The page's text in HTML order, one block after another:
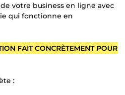
votre business en ligne avec
qui fonctionne en
FAIT CONCRÈTEMENT POUR
: